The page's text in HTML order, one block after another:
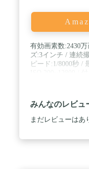
有効画素数:2430
ズ:3インチ / 連続
ピード:1/8000秒 /
みんなのレビュ
まだレビューはあ